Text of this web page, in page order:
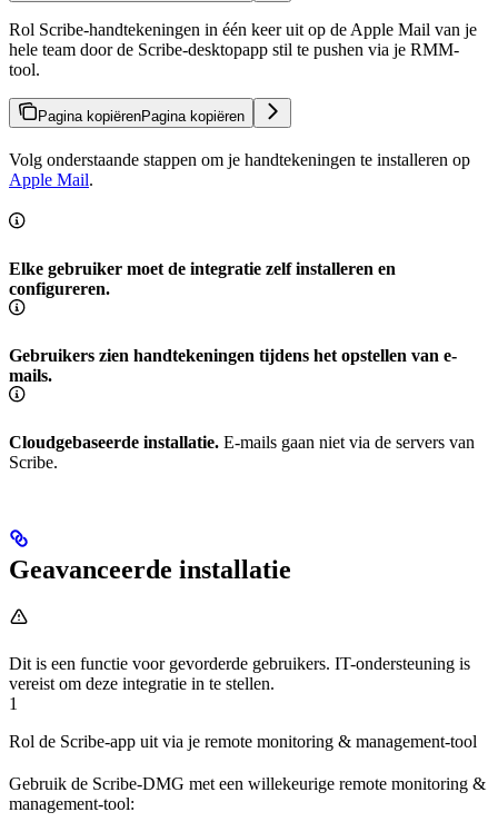
Rol Scribe-handtekeningen in één keer uit op de Apple Mail van je
hele team door de Scribe-desktopapp stil te pushen via je RMM-
tool.
Pagina kopiërenPagina kopiëren
Volg onderstaande stappen om je handtekeningen te installeren op
Apple Mail.
Elke gebruiker moet de integratie zelf installeren en
configureren.
Gebruikers zien handtekeningen tijdens het opstellen van e-
mails.
Cloudgebaseerde installatie. E-mails gaan niet via de servers van
Scribe.
Geavanceerde installatie
Dit is een functie voor gevorderde gebruikers. IT-ondersteuning is
vereist om deze integratie in te stellen.
1
Rol de Scribe-app uit via je remote monitoring & management-tool
Gebruik de Scribe-DMG met een willekeurige remote monitoring &
management-tool: